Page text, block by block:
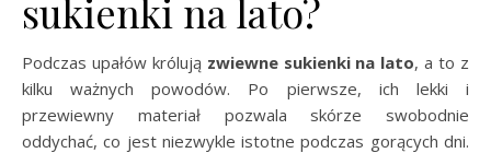
sukienki na lato?
Podczas upałów królują zwiewne sukienki na lato, a to z
kilku ważnych powodów. Po pierwsze, ich lekki i
przewiewny materiał pozwala skórze swobodnie
oddychać, co jest niezwykle istotne podczas gorących dni.